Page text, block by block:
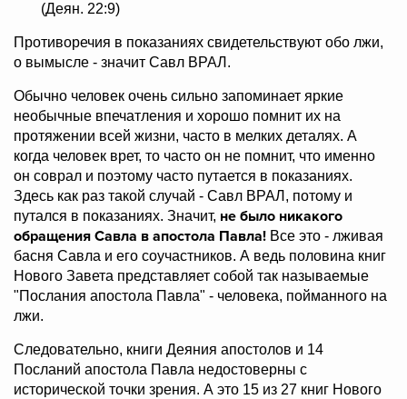
(Деян. 22:9)
Противоречия в показаниях свидетельствуют обо лжи,
о вымысле - значит Савл ВРАЛ.
Обычно человек очень сильно запоминает яркие
необычные впечатления и хорошо помнит их на
протяжении всей жизни, часто в мелких деталях. А
когда человек врет, то часто он не помнит, что именно
он соврал и поэтому часто путается в показаниях.
Здесь как раз такой случай - Савл ВРАЛ, потому и
путался в показаниях. Значит, не было никакого
обращения Савла в апостола Павла! Все это - лживая
басня Савла и его соучастников. А ведь половина книг
Нового Завета представляет собой так называемые
"Послания апостола Павла" - человека, пойманного на
лжи.
Следовательно, книги Деяния апостолов и 14
Посланий апостола Павла недостоверны с
исторической точки зрения. А это 15 из 27 книг Нового